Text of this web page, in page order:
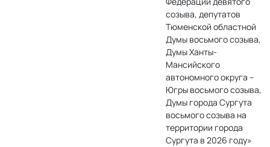
созыва, депутатов
Тюменской областной
Думы восьмого созыва,
Думы Ханты-
Мансийского
автономного округа –
Югры восьмого созыва,
Думы города Сургута
восьмого созыва на
территории города
Сургута в 2026 году»